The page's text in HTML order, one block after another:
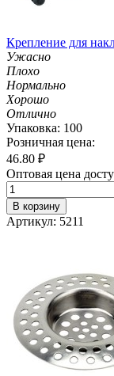
Крепление для
Ужасно
Плохо
Нормально
Хорошо
Отлично
Упаковка: 100
Розничная цена:
46.80 ₽
Оптовая цена
В корзину
Артикул: 5211